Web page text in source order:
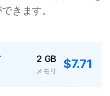
きます。
2 GB
メモリ $7.71